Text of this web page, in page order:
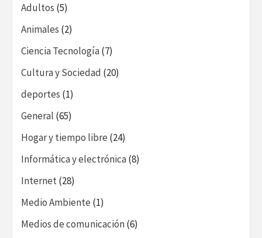
Adultos (5)
Animales (2)
Ciencia Tecnología(7)
Cultura y Sociedad (20)
deportes (1)
General (65)
Hogar y tiempo libre (24)
Informática y electrónica(8)
Internet(28)
Medio Ambiente (1)
Medios de comunicación(6)